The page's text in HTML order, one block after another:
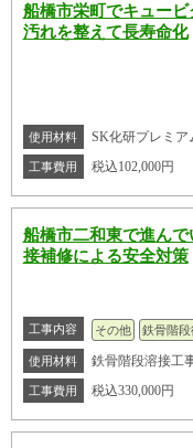
船橋市栄町でキュー
汚れを整えて長寿命化
使用材料 SK化研プレミ
工事費用 税込102,000円
船橋市二和東で進ん
接補修による安全対策
工事内容 その他 鉄骨階
使用材料 鉄骨階段溶接工
工事費用 税込330,000円